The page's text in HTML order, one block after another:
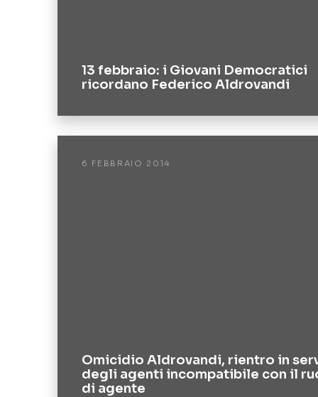
13 febbraio: i Giovani Democratici
ricordano Federico Aldrovandi
6 FEBBRAIO 2014
Omicidio Aldrovandi, rientro in
degli agenti incompatibile con il
di agente